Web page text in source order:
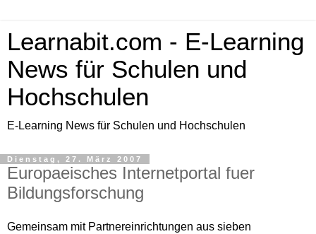
Learnabit.com - E-Learning
News für Schulen und
Hochschulen
E-Learning News für Schulen und Hochschulen
Dienstag, 27. März 2007
Europaeisches Internetportal fuer
Bildungsforschung
Gemeinsam mit Partnereinrichtungen aus sieben